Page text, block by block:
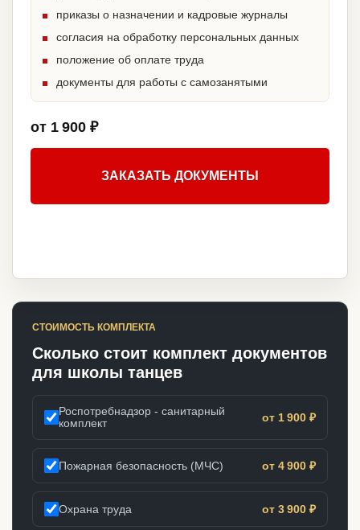
приказы о назначении и кадровые журналы
согласия на обработку персональных данных
положение об оплате труда
документы для работы с самозанятыми
от 1 900 ₽
ЗАКАЗАТЬ ДОКУМЕНТЫ
СТОИМОСТЬ КОМПЛЕКТА
Сколько стоит комплект документов
для школы танцев
Роспотребнадзор - санитарный
комплект
от 1 900 ₽
Пожарная безопасность (МЧС) от 4 900 ₽
Охрана труда от 3 900 ₽